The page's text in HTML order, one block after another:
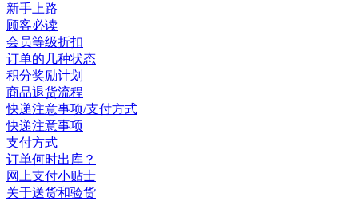
新手上路
顾客必读
会员等级折扣
订单的几种状态
积分奖励计划
商品退货流程
快递注意事项/支付方式
快递注意事项
支付方式
订单何时出库？
网上支付小贴士
关于送货和验货